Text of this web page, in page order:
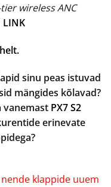
wireless ANC
LINK
sinu peas istuvad
mängides kõlavad?
vanemast PX7 S2
erinevate
klappide uuem